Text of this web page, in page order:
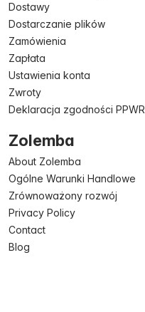
Dostawy
Dostarczanie plików
Zamówienia
Zapłata
Ustawienia konta
Zwroty
Deklaracja zgodności PPWR
Zolemba
About Zolemba
Ogólne Warunki Handlowe
Zrównoważony rozwój
Privacy Policy
Contact
Blog